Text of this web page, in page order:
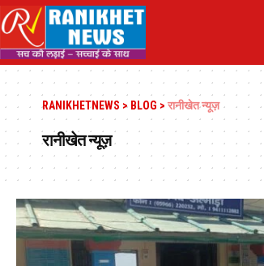
RANIKHETNEWS > BLOG > रानीखेत न्यूज़
रानीखेत न्यूज़